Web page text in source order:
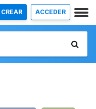
CREAR ACCEDER